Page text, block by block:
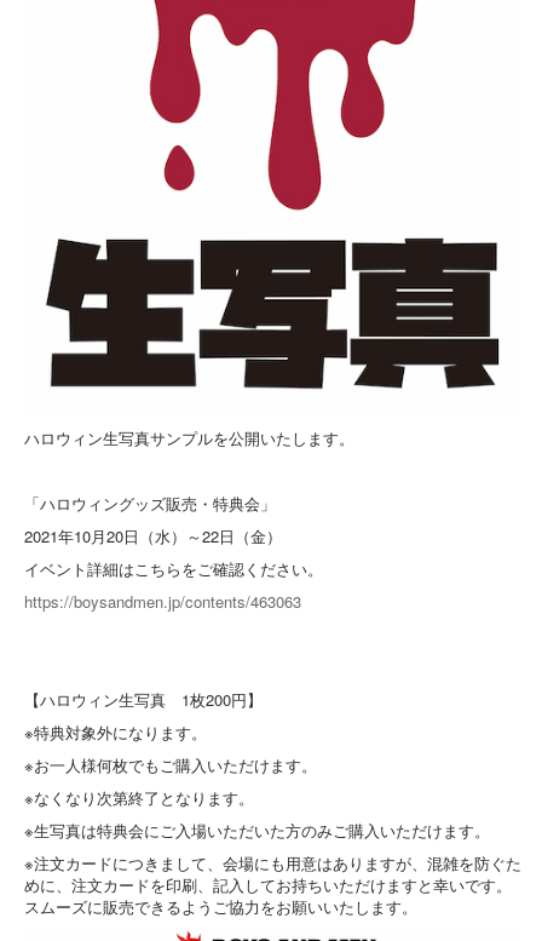
ハロウィン生写真サンプルを公開いたします。
「ハロウィングッズ販売・特典会」
2021年10月20日（水）～22日（金）
イベント詳細はこちらをご確認ください。
https://boysandmen.jp/contents/463063
【ハロウィン生写真 1枚200円】
※特典対象外になります。
※お一人様何枚でもご購入いただけます。
※なくなり次第終了となります。
※生写真は特典会にご入場いただいた方のみご購入いただけます。
※注文カードにつきまして、会場にも用意はありますが、混雑を防ぐた
めに、注文カードを印刷、記入してお持ちいただけますと幸いです。
スムーズに販売できるようご協力をお願いいたします。